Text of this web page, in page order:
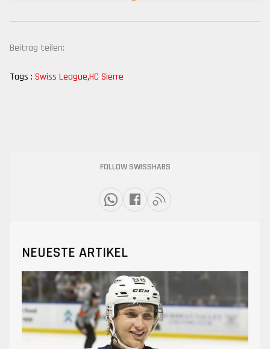
Beitrag teilen:
Tags : Swiss League,HC Sierre
FOLLOW SWISSHABS
NEUESTE ARTIKEL